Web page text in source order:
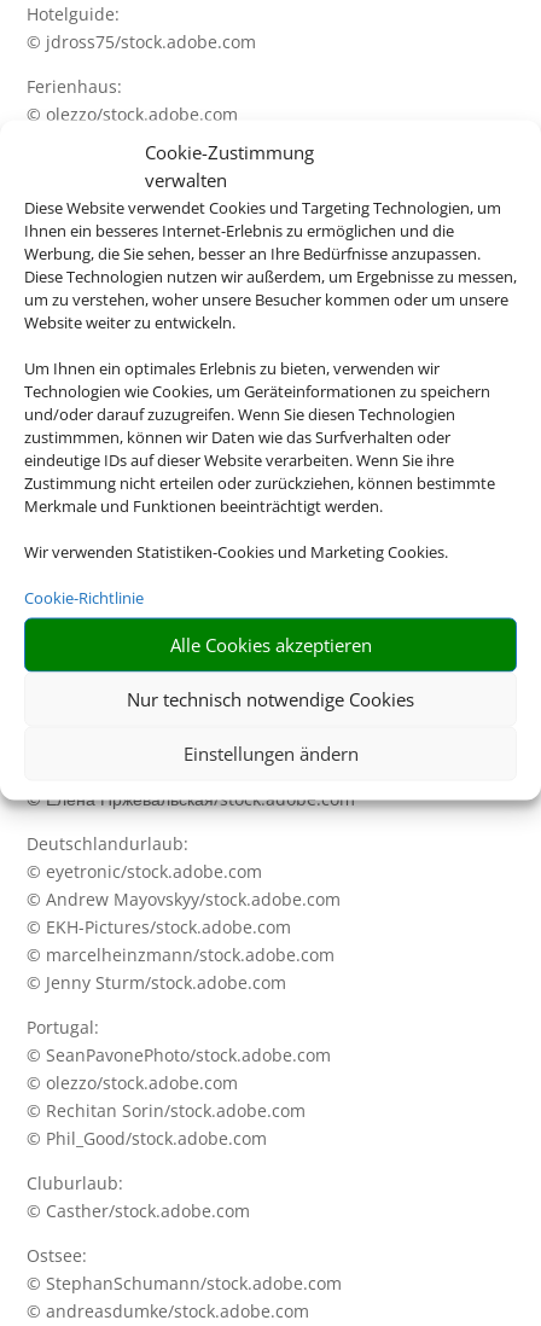
Cookie-Zustimmung
verwalten
Diese Website verwendet Cookies und Targeting Technologien, um
Ihnen ein besseres Internet-Erlebnis zu ermöglichen und die
Werbung, die Sie sehen, besser an Ihre Bedürfnisse anzupassen.
Diese Technologien nutzen wir außerdem, um Ergebnisse zu messen,
um zu verstehen, woher unsere Besucher kommen oder um unsere
Website weiter zu entwickeln.
Um Ihnen ein optimales Erlebnis zu bieten, verwenden wir
Technologien wie Cookies, um Geräteinformationen zu speichern
und/oder darauf zuzugreifen. Wenn Sie diesen Technologien
zustimmmen, können wir Daten wie das Surfverhalten oder
eindeutige IDs auf dieser Website verarbeiten. Wenn Sie ihre
Zustimmung nicht erteilen oder zurückziehen, können bestimmte
Merkmale und Funktionen beeinträchtigt werden.
Wir verwenden Statistiken-Cookies und Marketing Cookies.
Cookie-Richtlinie
Alle Cookies akzeptieren
Nur technisch notwendige Cookies
Einstellungen ändern
Hotelguide:
© jdross75/stock.adobe.com
Ferienhaus:
© olezzo/stock.adobe.com
© napa74/stock.adobe.com
© mh90photo/stock.adobe.com
© NAN/stock.adobe.com
Charterflug + Linienflug:
© Jag_cz/stock.adobe.com
Flughafenparken:
© Day Of Victory Stu/stock.adobe.com
Bahn:
© HildaWeges/stock.adobe.com
© pixelliebe/stock.adobe.com
© vulcanus/stock.adobe.com
© pkazmierczak/stock.adobe.com
© lunamarina/stock.adobe.com
© Andrey Bandurenko/stock.adobe.com
© Sophie James/stock.adobe.com
© Елена Пржевальская/stock.adobe.com
Deutschlandurlaub:
© eyetronic/stock.adobe.com
© Andrew Mayovskyy/stock.adobe.com
© EKH-Pictures/stock.adobe.com
© marcelheinzmann/stock.adobe.com
© Jenny Sturm/stock.adobe.com
Portugal:
© SeanPavonePhoto/stock.adobe.com
© olezzo/stock.adobe.com
© Rechitan Sorin/stock.adobe.com
© Phil_Good/stock.adobe.com
Cluburlaub:
© Casther/stock.adobe.com
Ostsee:
© StephanSchumann/stock.adobe.com
© andreasdumke/stock.adobe.com